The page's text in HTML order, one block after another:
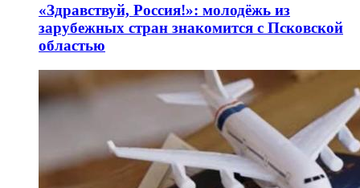
«Здравствуй, Россия!»: молодёжь из
зарубежных стран знакомится с Псковской
областью